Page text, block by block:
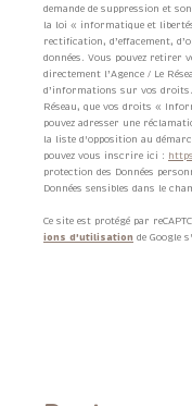
demande de suppression et
la loi « informatique et
rectification, d’effacement,
données. Vous pouvez retirer
directement l’Agence / Le
d’informations sur vos
Réseau, que vos droits «
pouvez adresser une
la liste d'opposition au
pouvez vous inscrire ici :
protection des Données
Données sensibles dans le
Ce site est protégé par
ions d'utilisation de Google